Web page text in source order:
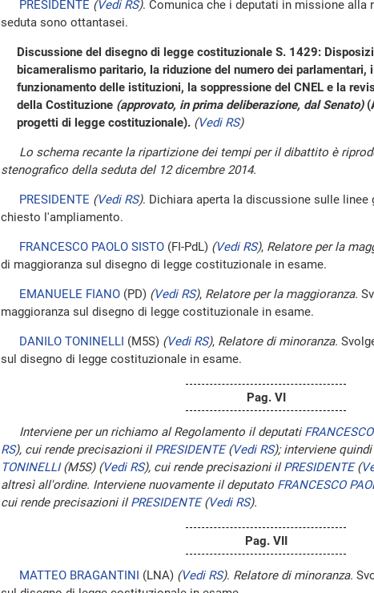
PRESIDENTE (Vedi RS). Comunica che i deputati in missione alla
seduta sono ottantasei.
Discussione del disegno di legge costituzionale S. 1429:
bicameralismo paritario, la riduzione del numero dei parlamentari,
funzionamento delle istituzioni, la soppressione del CNEL e la
della Costituzione (approvato, in prima deliberazione, dal Senato)
progetti di legge costituzionale). (Vedi RS)
Lo schema recante la ripartizione dei tempi per il dibattito è
stenografico della seduta del 12 dicembre 2014.
PRESIDENTE (Vedi RS). Dichiara aperta la discussione sulle linee
chiesto l'ampliamento.
FRANCESCO PAOLO SISTO (FI-PdL) (Vedi RS), Relatore per la
di maggioranza sul disegno di legge costituzionale in esame.
EMANUELE FIANO (PD) (Vedi RS), Relatore per la maggioranza.
maggioranza sul disegno di legge costituzionale in esame.
DANILO TONINELLI (M5S) (Vedi RS), Relatore di minoranza.
sul disegno di legge costituzionale in esame.
Pag. VI
Interviene per un richiamo al Regolamento il deputati
RS), cui rende precisazioni ilPRESIDENTE (Vedi RS); interviene
TONINELLI(M5S) (Vedi RS), cui rende precisazioni ilPRESIDENTE (
altresì all'ordine. Interviene nuovamente il deputato FRANCESCO
cui rende precisazioni ilPRESIDENTE (Vedi RS).
Pag. VII
MATTEO BRAGANTINI (LNA) (Vedi RS). Relatore di minoranza.